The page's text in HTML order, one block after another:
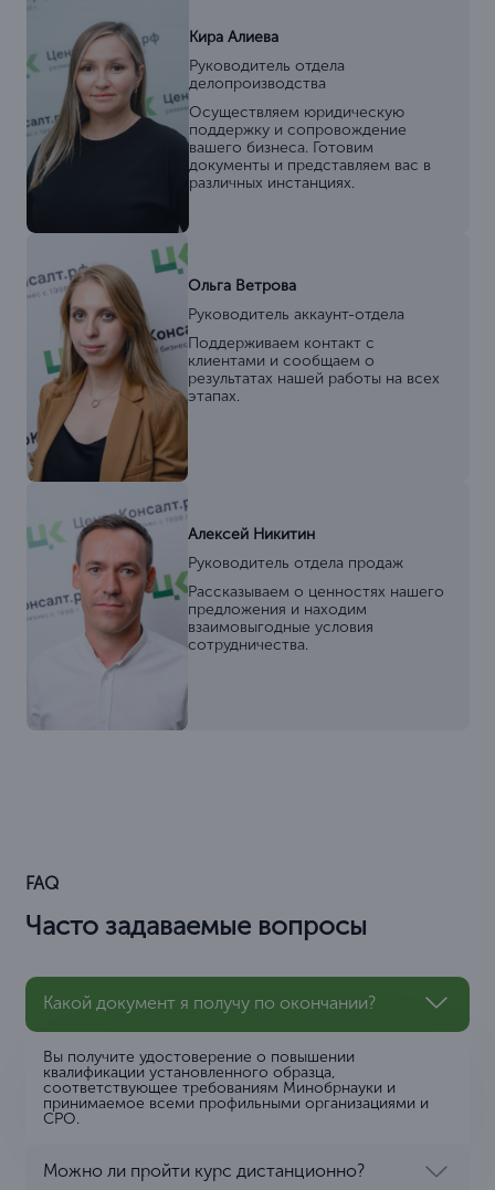
Кира Алиева
Руководитель отдела
делопроизводства
Осуществляем юридическую
поддержку и сопровождение
вашего бизнеса. Готовим
документы и представляем вас в
различных инстанциях.
Ольга Ветрова
Руководитель аккаунт-отдела
Поддерживаем контакт с
клиентами и сообщаем о
результатах нашей работы на всех
этапах.
Алексей Никитин
Руководитель отдела продаж
Рассказываем о ценностях нашего
предложения и находим
взаимовыгодные условия
сотрудничества.
FAQ
Часто задаваемые вопросы
Какой документ я получу по окончании?
Вы получите удостоверение о повышении
квалификации установленного образца,
соответствующее требованиям Минобрнауки и
принимаемое всеми профильными организациями и
СРО.
Можно ли пройти курс дистанционно?